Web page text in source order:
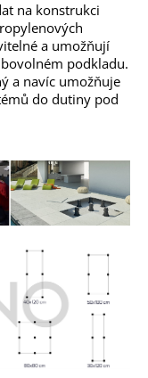
na konstrukci
a umožňují
podkladu.
a navíc umožňuje
do dutiny pod